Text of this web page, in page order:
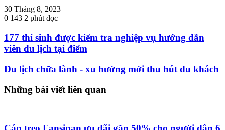
30 Tháng 8, 2023
0 143 2 phút đọc
177 thí sinh được kiểm tra nghiệp vụ hướng dẫn
viên du lịch tại điểm
Du lịch chữa lành - xu hướng mới thu hút du khách
Những bài viết liên quan